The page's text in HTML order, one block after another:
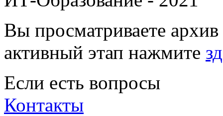
Вы просматриваете
активный этап нажмите
Если есть вопросы
Контакты